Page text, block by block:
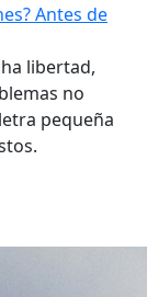
Antes de
libertad,
no
pequeña